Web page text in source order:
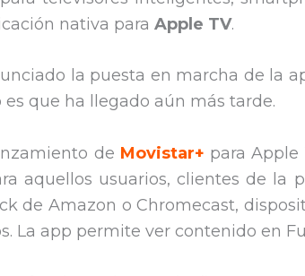
nativa para Apple TV.
la puesta en marcha de la
que ha llegado aún más tarde.
de Movistar+ para
aquellos usuarios, clientes de la
de Amazon o Chromecast,
La app permite ver contenido en